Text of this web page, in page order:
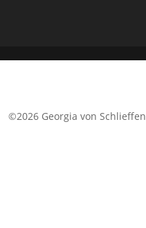
©2026 Georgia von Schlieffen